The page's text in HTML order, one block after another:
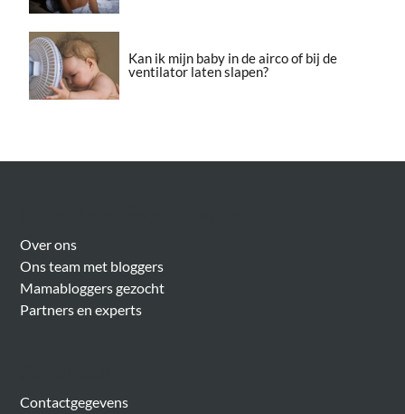
Kan ik mijn baby in de airco of bij de
ventilator laten slapen?
Over ons
Ons team met bloggers
Mamabloggers gezocht
Partners en experts
Contactgegevens